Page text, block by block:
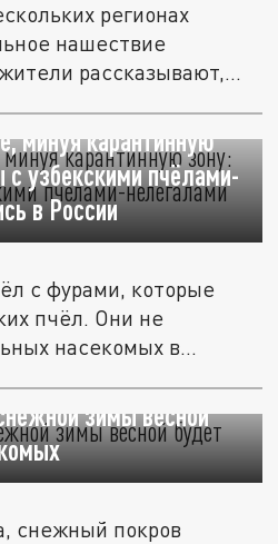
регионах
нашествие
рассказывают,
минуя карантинную
узбекскими пчёлами-
в России
с фурами, которые
пчёл. Они не
насекомых в...
зимы весной
снежный покров